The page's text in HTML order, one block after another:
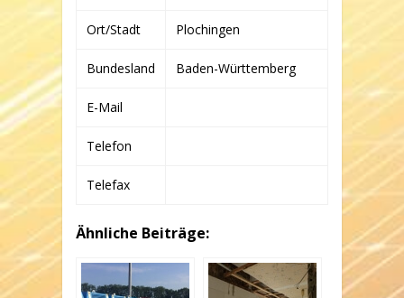
Ort/Stadt Plochingen
Bundesland Baden-Württemberg
E-Mail
Telefon
Telefax
Ähnliche Beiträge: